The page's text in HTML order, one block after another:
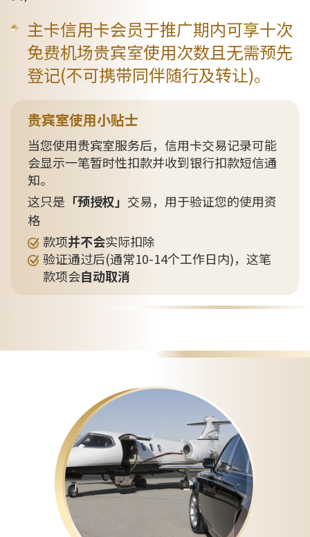
主卡信用卡会员于推广期内可享十次
免费机场贵宾室使用次数且无需预先
登记(不可携带同伴随行及转让)。
贵宾室使用小贴士
当您使用贵宾室服务后，信用卡交易记录可能
会显示一笔暂时性扣款并收到银行扣款短信通
知。
这只是 「预授权」 交易，用于验证您的使用资
格
款项并不会实际扣除
验证通过后(通常10-14个工作日内)，这笔
款项会自动取消